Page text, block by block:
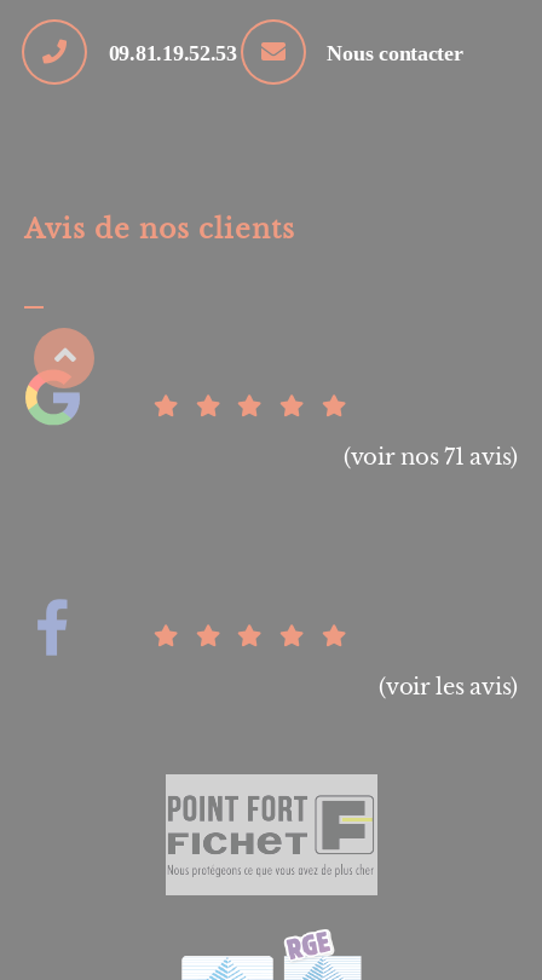
09.81.19.52.53 Nous contacter
Avis de nos clients
(voir nos 71 avis)
(voir les avis)